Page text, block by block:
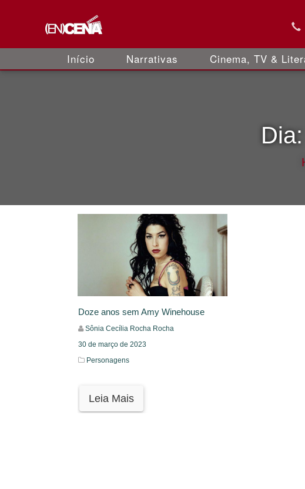
Início Narrativas Cinema, TV &
Dia:
Doze anos sem Amy Winehouse
Sônia Cecília Rocha Rocha
30 de março de 2023
Personagens
Leia Mais